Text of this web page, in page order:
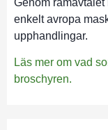
Genom
enkelt avropa
upphandlingar.
Läs mer om vad
broschyren.